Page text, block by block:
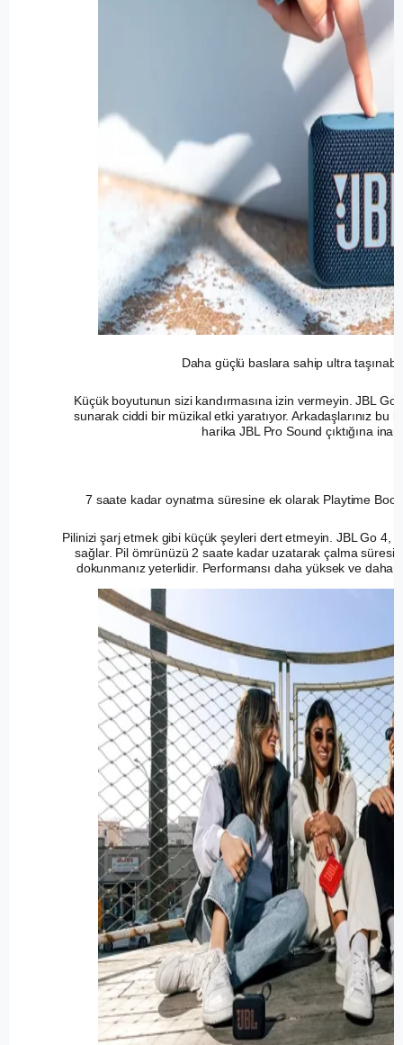
Daha güçlü baslara sahip ultra
Küçük boyutunun sizi kandırmasına izin vermeyin. JBL
sunarak ciddi bir müzikal etki yaratıyor. Arkadaşlarınız bu
harika JBL Pro Sound çıktığına
7 saate kadar oynatma süresine ek olarak Playtime
Pilinizi şarj etmek gibi küçük şeyleri dert etmeyin. JBL Go 4,
sağlar. Pil ömrünüzü 2 saate kadar uzatarak çalma
dokunmanız yeterlidir. Performansı daha yüksek ve daha